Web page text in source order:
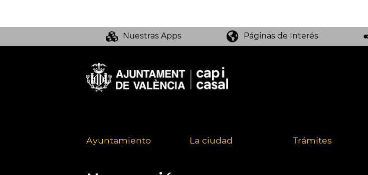
Nuestras Apps Páginas de Interés
Ayuntamiento La ciudad Trámites